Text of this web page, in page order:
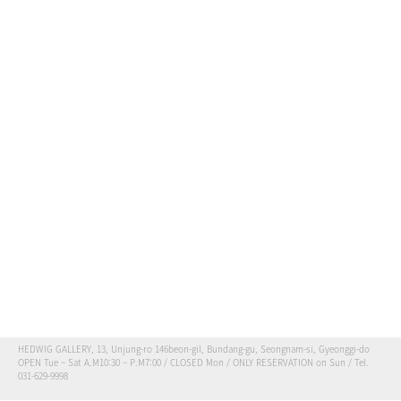
HEDWIG GALLERY, 13, Unjung-ro 146beon-gil, Bundang-gu, Seongnam-si, Gyeonggi-do
OPEN Tue ~ Sat A.M10:30 ~ P.M7:00 / CLOSED Mon / ONLY RESERVATION on Sun / Tel.
031-629-9998